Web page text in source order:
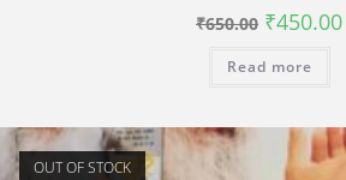
₹650.00 Original
price
₹650.00.
₹450.00
Read more
OUT OF STOCK